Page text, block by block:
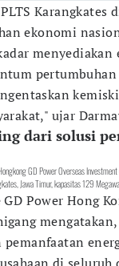
Karangkates
ekonomi
ujar
dari solusi
GD Power Overseas
Jawa Timur, kapasitas 129
Power Hong
pemanfaatan